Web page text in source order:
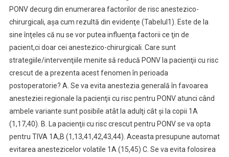
PONV decurg din enumerarea factorilor de risc anestezico-
chirurgicali, aşa cum rezultă din evidenţe (Tabelul1). Este de la
sine înţeles că nu se vor putea influenţa factorii ce ţin de
pacient,ci doar cei anestezico-chirurgicali. Care sunt
strategiile/intervenţiile menite să reducă PONV la pacienţii cu risc
crescut de a prezenta acest fenomen în perioada
postoperatorie? A. Se va evita anestezia generală în favoarea
anesteziei regionale la pacienţii cu risc pentru PONV atunci când
ambele variante sunt posibile atât la adulţi cât şi la copii 1A
(1,17,40). B. La pacienţii cu risc crescut pentru PONV se va opta
pentru TIVA 1A,B (1,13,41,42,43,44). Aceasta presupune automat
evitarea anestezicelor volatile 1A (15,45) C. Se va evita folosirea